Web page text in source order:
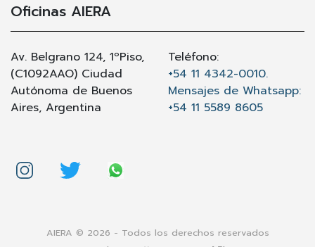
Oficinas AIERA
Av. Belgrano 124, 1ºPiso,
(C1092AAO) Ciudad
Autónoma de Buenos
Aires, Argentina
Teléfono:
+54 11 4342-0010.
Mensajes de Whatsapp:
+54 11 5589 8605
AIERA © 2026 - Todos los derechos reservados